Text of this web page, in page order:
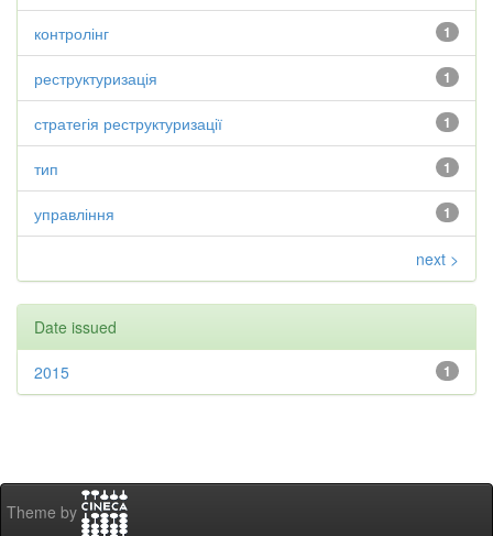
1
контролінг
1
реструктуризація
1
стратегія реструктуризації
1
тип
1
управління
next >
Date issued
1
2015
Theme by